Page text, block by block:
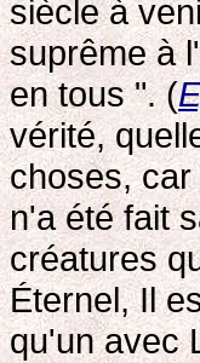
siècle à
suprême à
en tous ". (
vérité,
choses,
n'a été fait
créatures
Éternel, Il
qu'un avec